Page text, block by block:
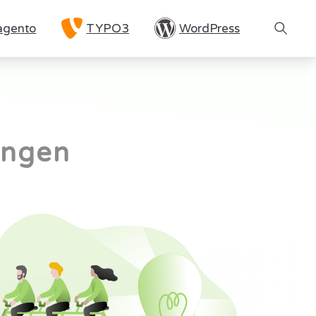
TYPO3 WordPress
Search